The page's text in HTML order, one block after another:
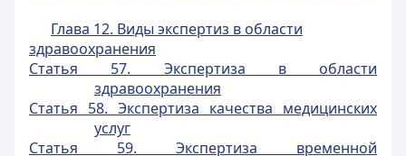
Глава 12. Виды экспертиз в области
здравоохранения
Статья 57. Экспертиза в области
здравоохранения
Статья 58. Экспертиза качества медицинских
услуг
Статья 59. Экспертиза временной